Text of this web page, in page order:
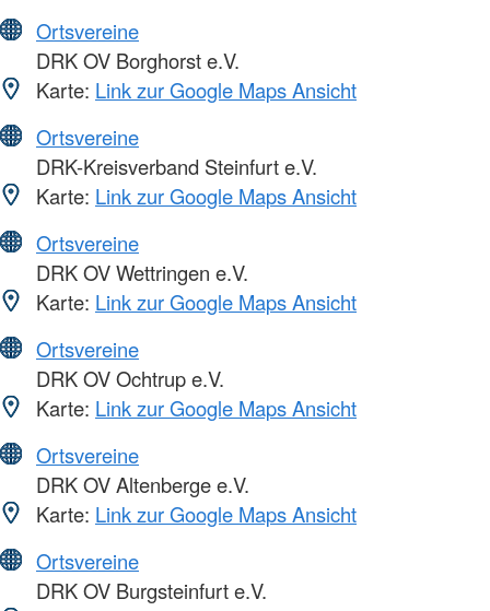
Ortsvereine
DRK OV Borghorst e.V.
Karte: Link zur Google Maps Ansicht
Ortsvereine
DRK-Kreisverband Steinfurt e.V.
Karte: Link zur Google Maps Ansicht
Ortsvereine
DRK OV Wettringen e.V.
Karte: Link zur Google Maps Ansicht
Ortsvereine
DRK OV Ochtrup e.V.
Karte: Link zur Google Maps Ansicht
Ortsvereine
DRK OV Altenberge e.V.
Karte: Link zur Google Maps Ansicht
Ortsvereine
DRK OV Burgsteinfurt e.V.